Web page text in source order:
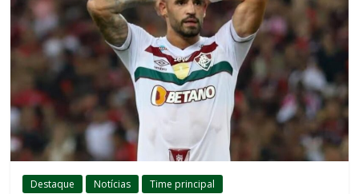
Destaque Notícias Time principal